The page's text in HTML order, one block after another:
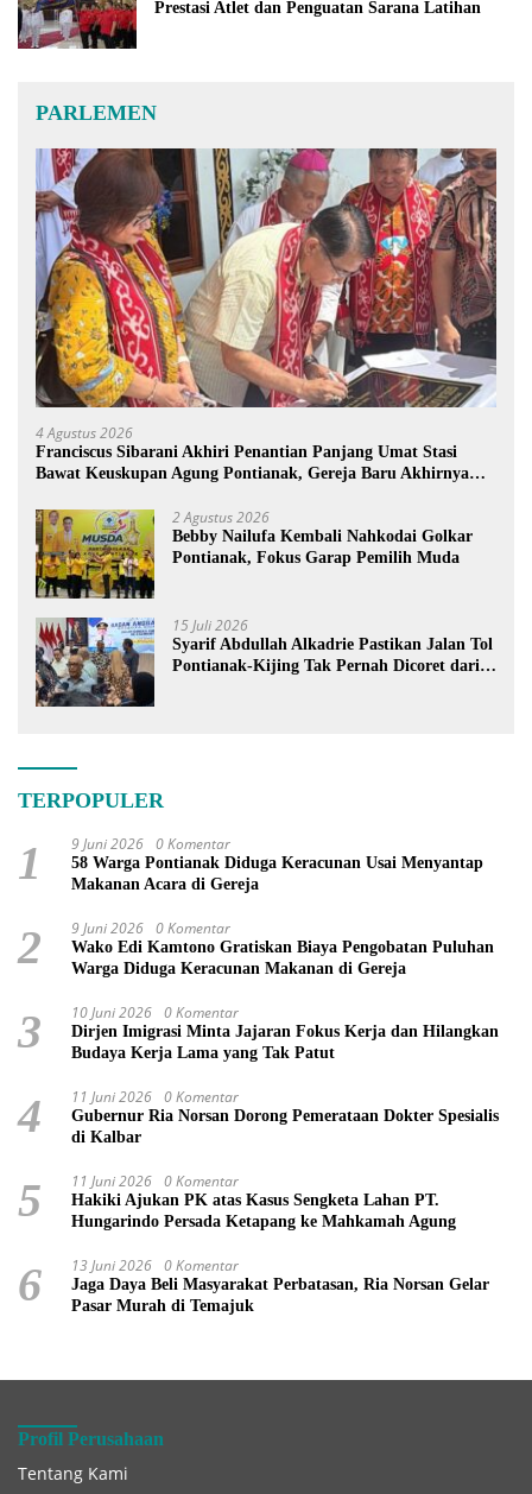
Prestasi Atlet dan Penguatan Sarana Latihan
PARLEMEN
4 Agustus 2026
Franciscus Sibarani Akhiri Penantian Panjang Umat Stasi
Bawat Keuskupan Agung Pontianak, Gereja Baru Akhirnya
2 Agustus 2026
Bebby Nailufa Kembali Nahkodai Golkar
Pontianak, Fokus Garap Pemilih Muda
15 Juli 2026
Syarif Abdullah Alkadrie Pastikan Jalan Tol
Pontianak-Kijing Tak Pernah Dicoret dari
TERPOPULER
1 9 Juni 2026 0 Komentar
58 Warga Pontianak Diduga Keracunan Usai Menyantap
Makanan Acara di Gereja
2 9 Juni 2026 0 Komentar
Wako Edi Kamtono Gratiskan Biaya Pengobatan Puluhan
Warga Diduga Keracunan Makanan di Gereja
3 10 Juni 2026 0 Komentar
Dirjen Imigrasi Minta Jajaran Fokus Kerja dan Hilangkan
Budaya Kerja Lama yang Tak Patut
4 11 Juni 2026 0 Komentar
Gubernur Ria Norsan Dorong Pemerataan Dokter Spesialis
di Kalbar
5 11 Juni 2026 0 Komentar
Hakiki Ajukan PK atas Kasus Sengketa Lahan PT.
Hungarindo Persada Ketapang ke Mahkamah Agung
6 13 Juni 2026 0 Komentar
Jaga Daya Beli Masyarakat Perbatasan, Ria Norsan Gelar
Pasar Murah di Temajuk
Profil Perusahaan
Tentang Kami